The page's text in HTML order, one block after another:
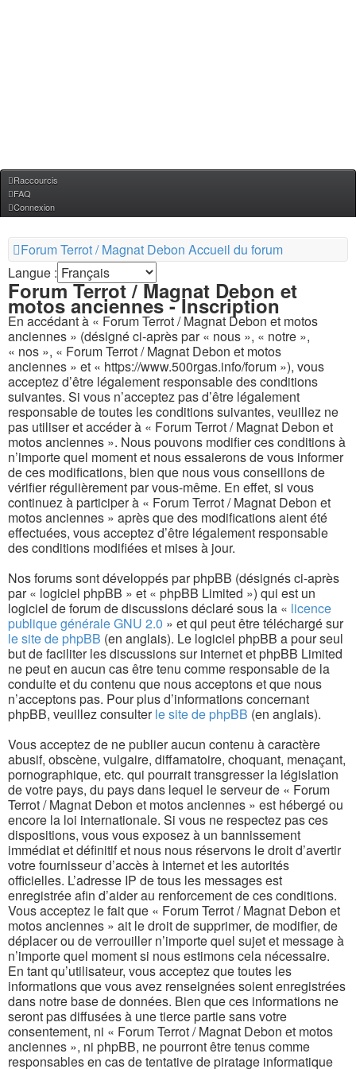
Raccourcis
FAQ
Connexion
Forum Terrot / Magnat Debon Accueil du forum
Langue :
Forum Terrot / Magnat Debon et
motos anciennes - Inscription
En accédant à « Forum Terrot / Magnat Debon et motos
anciennes » (désigné ci-après par « nous », « notre »,
« nos », « Forum Terrot / Magnat Debon et motos
anciennes » et « https://www.500rgas.info/forum »), vous
acceptez d’être légalement responsable des conditions
suivantes. Si vous n’acceptez pas d’être légalement
responsable de toutes les conditions suivantes, veuillez ne
pas utiliser et accéder à « Forum Terrot / Magnat Debon et
motos anciennes ». Nous pouvons modifier ces conditions à
n’importe quel moment et nous essaierons de vous informer
de ces modifications, bien que nous vous conseillons de
vérifier régulièrement par vous-même. En effet, si vous
continuez à participer à « Forum Terrot / Magnat Debon et
motos anciennes » après que des modifications aient été
effectuées, vous acceptez d’être légalement responsable
des conditions modifiées et mises à jour.
Nos forums sont développés par phpBB (désignés ci-après
par « logiciel phpBB » et « phpBB Limited ») qui est un
logiciel de forum de discussions déclaré sous la « licence
publique générale GNU 2.0 » et qui peut être téléchargé sur
le site de phpBB (en anglais). Le logiciel phpBB a pour seul
but de faciliter les discussions sur internet et phpBB Limited
ne peut en aucun cas être tenu comme responsable de la
conduite et du contenu que nous acceptons et que nous
n’acceptons pas. Pour plus d’informations concernant
phpBB, veuillez consulterle site de phpBB (en anglais).
Vous acceptez de ne publier aucun contenu à caractère
abusif, obscène, vulgaire, diffamatoire, choquant, menaçant,
pornographique, etc. qui pourrait transgresser la législation
de votre pays, du pays dans lequel le serveur de « Forum
Terrot / Magnat Debon et motos anciennes » est hébergé ou
encore la loi internationale. Si vous ne respectez pas ces
dispositions, vous vous exposez à un bannissement
immédiat et définitif et nous nous réservons le droit d’avertir
votre fournisseur d’accès à internet et les autorités
officielles. L’adresse IP de tous les messages est
enregistrée afin d’aider au renforcement de ces conditions.
Vous acceptez le fait que « Forum Terrot / Magnat Debon et
motos anciennes » ait le droit de supprimer, de modifier, de
déplacer ou de verrouiller n’importe quel sujet et message à
n’importe quel moment si nous estimons cela nécessaire.
En tant qu’utilisateur, vous acceptez que toutes les
informations que vous avez renseignées soient enregistrées
dans notre base de données. Bien que ces informations ne
seront pas diffusées à une tierce partie sans votre
consentement, ni « Forum Terrot / Magnat Debon et motos
anciennes », ni phpBB, ne pourront être tenus comme
responsables en cas de tentative de piratage informatique